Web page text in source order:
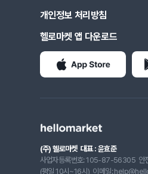
개인정보 처리방침
헬로마켓 앱 다운로드
(주) 헬로마켓 대표 : 윤효준
사업자등록번호: 105-87-56305 안
(평일 10시~16시) 이메일: